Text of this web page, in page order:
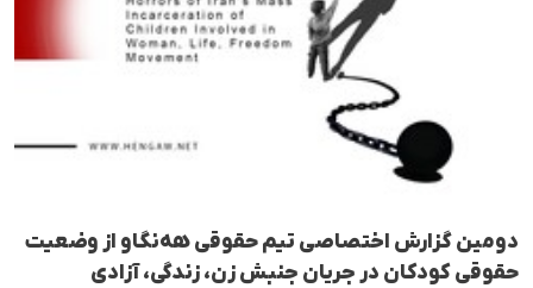
دومین گزارش اختصاصی تیم حقوقی هه‌نگاو از وضعیت
حقوقی کودکان در جریان جنبش زن، زندگی، آزادی